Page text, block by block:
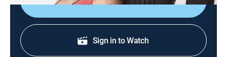
Sign in to Watch